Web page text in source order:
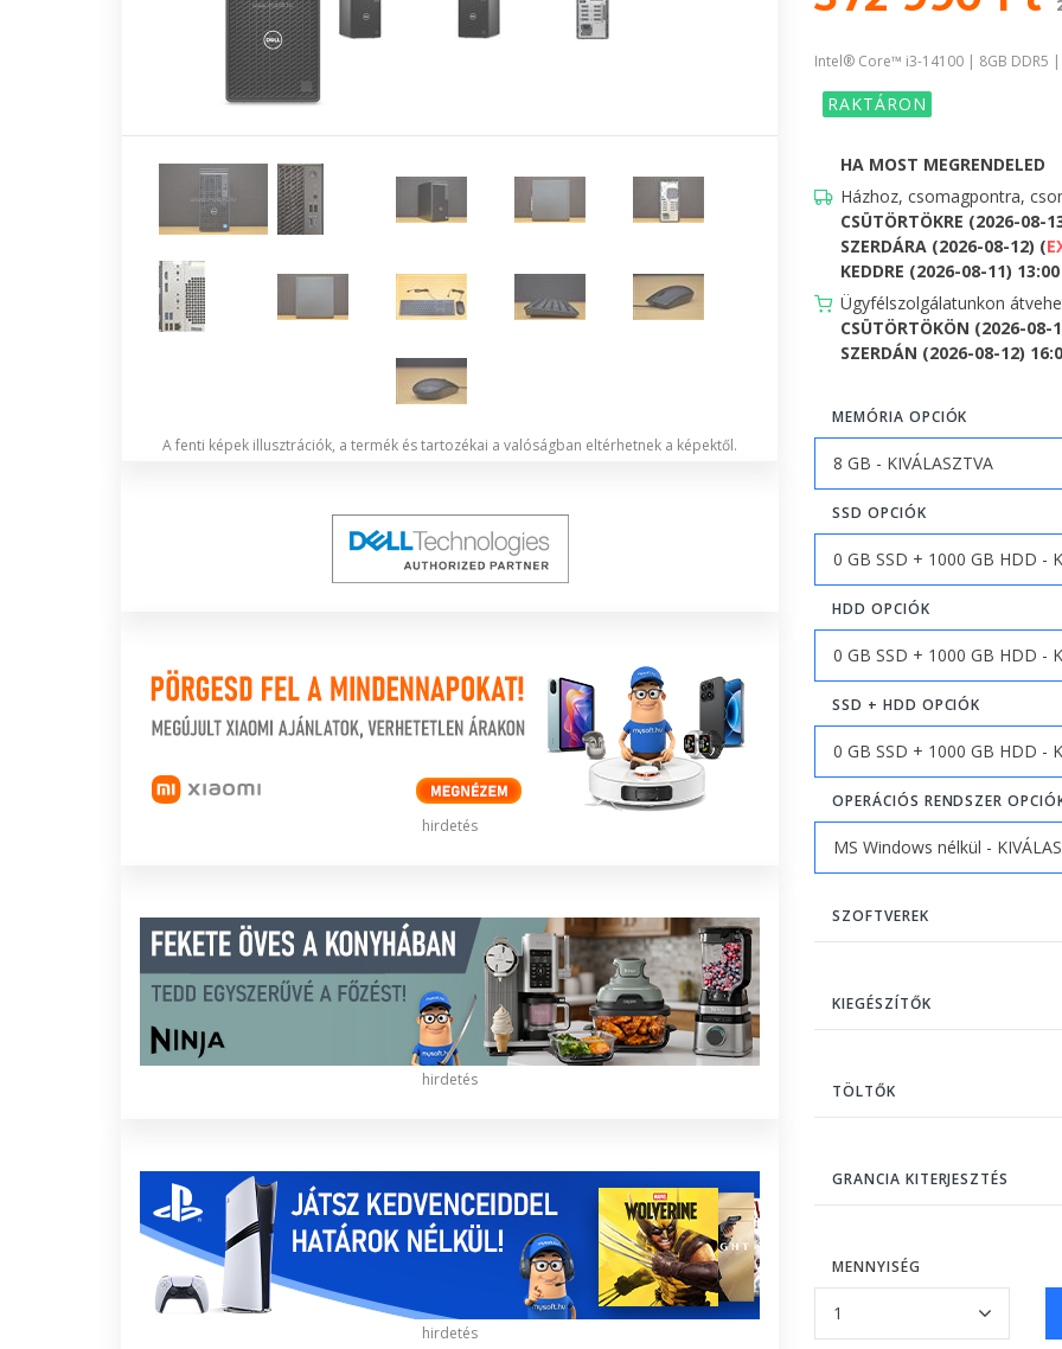
A fenti képek illusztrációk, a termék és tartozékai a valóságban eltérhetnek a képektől.
hirdetés
hirdetés
hirdetés
Intel® Core™ i3-14100 | 8GB DDR5 |
RAKTÁRON
HA MOST MEGRENDELED
Házhoz, csomagpontra,
CSÜTÖRTÖKRE (2026-08-
SZERDÁRA (2026-08-12) (
KEDDRE (2026-08-11)
Ügyfélszolgálatunkon
CSÜTÖRTÖKÖN (2026-
SZERDÁN (2026-08-12)
MEMÓRIA OPCIÓK
SSD OPCIÓK
HDD OPCIÓK
SSD + HDD OPCIÓK
OPERÁCIÓS RENDSZER
SZOFTVEREK
KIEGÉSZÍTŐK
TÖLTŐK
GRANCIA KITERJESZTÉS
MENNYISÉG